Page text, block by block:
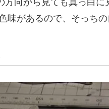
方向から見ても真っ白に
味があるので、そっち